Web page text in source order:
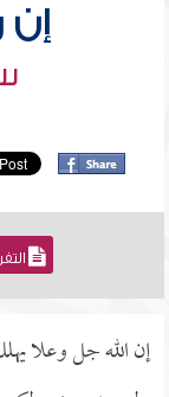
إن
إن الله جل وعلا